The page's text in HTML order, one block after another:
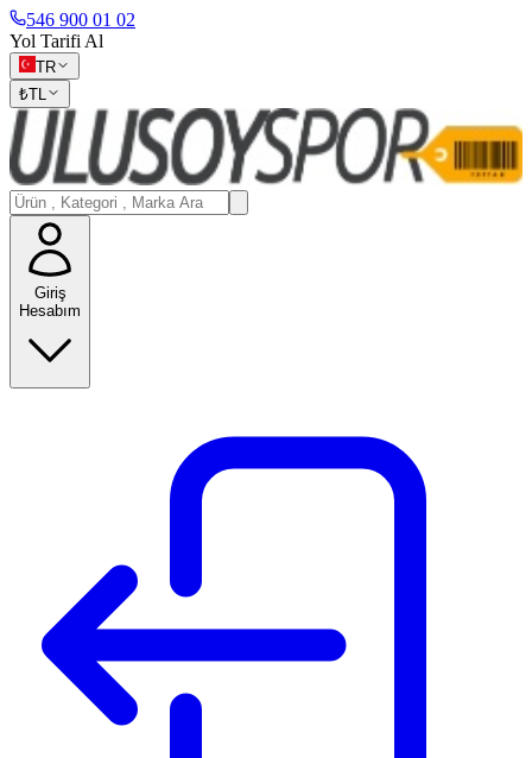
546 900 01 02
Yol Tarifi Al
TR
₺TL
Giriş
Hesabım